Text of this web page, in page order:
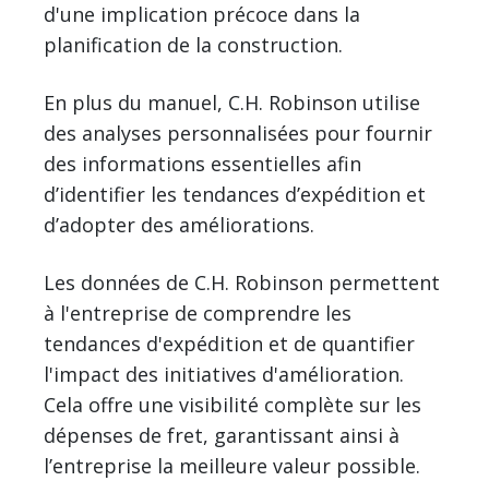
d'une implication précoce dans la
planification de la construction.
En plus du manuel, C.H. Robinson utilise
des analyses personnalisées pour fournir
des informations essentielles afin
d’identifier les tendances d’expédition et
d’adopter des améliorations.
Les données de C.H. Robinson permettent
à l'entreprise de comprendre les
tendances d'expédition et de quantifier
l'impact des initiatives d'amélioration.
Cela offre une visibilité complète sur les
dépenses de fret, garantissant ainsi à
l’entreprise la meilleure valeur possible.